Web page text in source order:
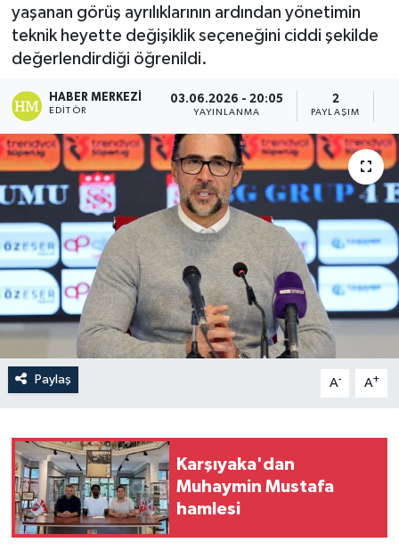
yaşanan görüş ayrılıklarının ardından yönetimin
teknik heyette değişiklik seçeneğini ciddi şekilde
değerlendirdiği öğrenildi.
HABER MERKEZI
EDITÖR
03.06.2026 - 20:05
YAYINLANMA
2
PAYLAŞIM
Paylaş A- A+
Karşıyaka'dan
Muhaymin Mustafa
hamlesi